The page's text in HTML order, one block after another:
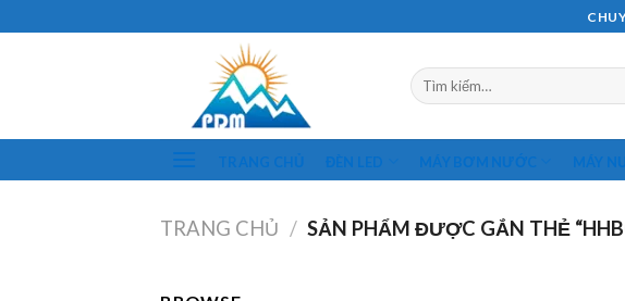
to
Tìm
kiếm:
TRANG CHỦ ĐÈN LED MÁY BƠM NƯỚC MÁY
TRANG CHỦ / SẢN PHẨM ĐƯỢC GẮN THẺ